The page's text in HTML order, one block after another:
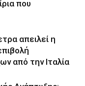
που
απειλεί η
από την Ιταλία